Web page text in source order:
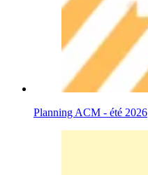
Planning ACM - été 2026